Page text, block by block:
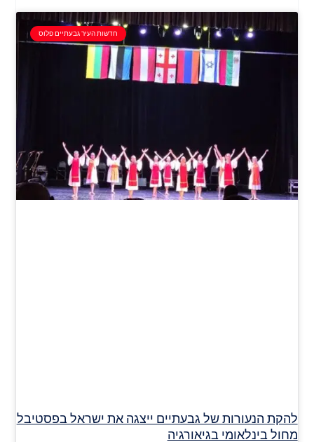
חדשות העיר גבעתיים פלוס
להקת הנעורות של גבעתיים ייצגה את ישראל בפסטיבל
מחול בינלאומי בגיאורגיה